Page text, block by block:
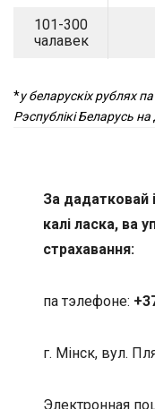
101-300
чалавек
*у беларускіх рублях
Рэспублікі Беларусь
За дадатковай
калі ласка, ва
страхавання:
па тэлефоне:
г. Мінск, вул.
Электронная